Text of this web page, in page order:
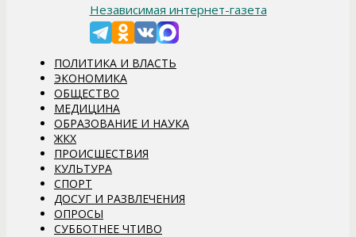
Независимая интернет-газета
ПОЛИТИКА И ВЛАСТЬ
ЭКОНОМИКА
ОБЩЕСТВО
МЕДИЦИНА
ОБРАЗОВАНИЕ И НАУКА
ЖКХ
ПРОИСШЕСТВИЯ
КУЛЬТУРА
СПОРТ
ДОСУГ И РАЗВЛЕЧЕНИЯ
ОПРОСЫ
СУББОТНЕЕ ЧТИВО